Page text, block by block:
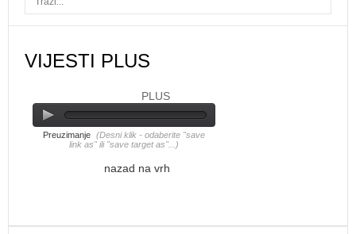
VIJESTI PLUS
PLUS
Preuzimanje (Desni klik - odaberite "save
link as" ili "save target as"...)
nazad na vrh
Zaboravili ste lozinku?